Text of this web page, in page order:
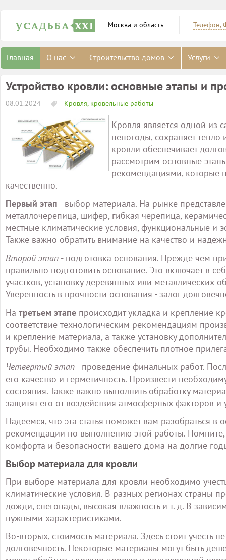
Телефон,
Москва и область
Главная О нас Строительство домов Услуги
Устройство кровли: основные этапы и
08.01.2024 Кровля, кровельные работы
Кровля является одной из
непогоды, сохраняет
кровли обеспечивает
рассмотрим основные
рекомендациями, которые
качественно.
Первый этап - выбор материала. На рынке
металлочерепица, шифер, гибкая черепица,
местные климатические условия, функциональные и
Также важно обратить внимание на качество и
Второй этап - подготовка основания. Прежде чем
правильно подготовить основание. Это включает в
участков, установку деревянных или металлических
Уверенность в прочности основания - залог
На третьем этапе происходит укладка и крепление
соответствие технологическим рекомендациям
и крепление материала, а также установку
трубы. Необходимо также обеспечить плотное
Четвертый этап - проведение финальных работ.
его качество и герметичность. Произвести
состояния. Также важно выполнить обработку
защитят его от воздействия атмосферных факторов и
Надеемся, что эта статья поможет вам разобраться в
рекомендации по выполнению этой работы. Помните,
комфорта и безопасности вашего дома на долгие
Выбор материала для кровли
При выборе материала для кровли необходимо
климатические условия. В разных регионах страны
дожди, снегопады, высокая влажность и т. д. В
нужными характеристиками.
Во-вторых, стоимость материала. Здесь стоит учесть
долговечность. Некоторые материалы могут быть